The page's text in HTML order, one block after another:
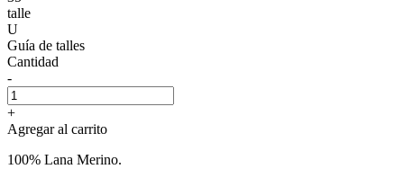
talle
U
Guía de talles
Cantidad
-
+
Agregar al carrito
100% Lana Merino.